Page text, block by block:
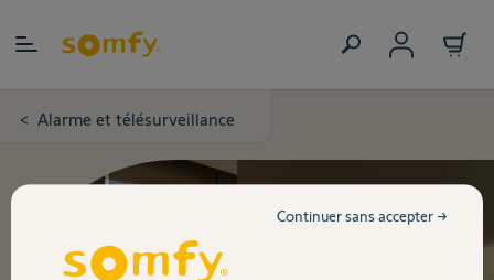
> Alarme et télésurveillance
Continuer sans accepter →